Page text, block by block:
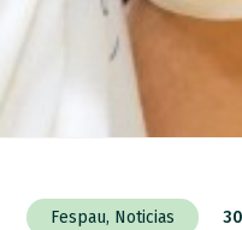
Fespau, Noticias